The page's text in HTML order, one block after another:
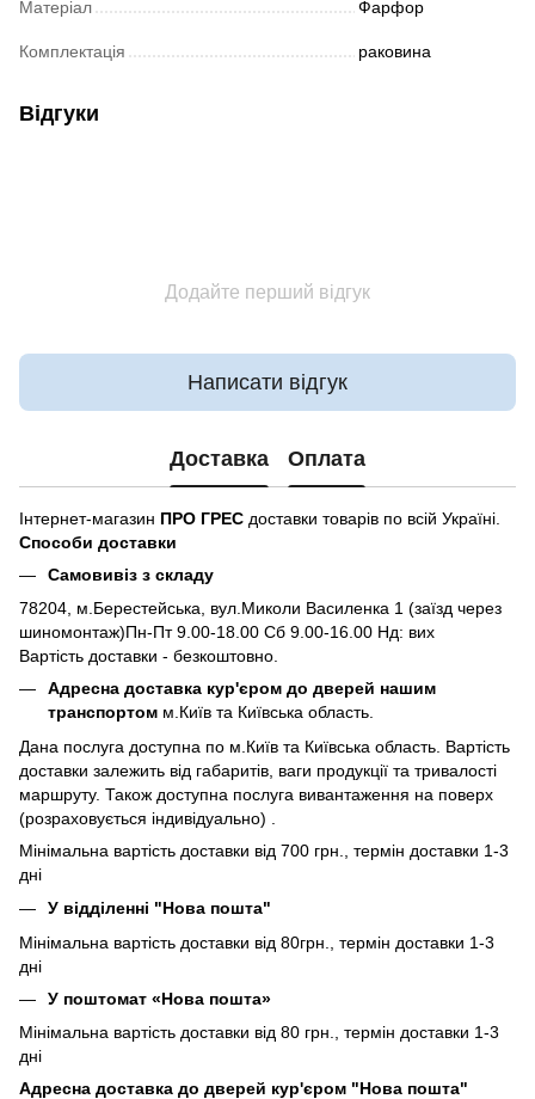
Матеріал Фарфор
Комплектація раковина
Відгуки
Додайте перший відгук
Написати відгук
Доставка Оплата
Інтернет-магазин ПРО ГРЕС доставки товарів по всій Україні.
Способи доставки
Самовивіз з складу
78204, м.Берестейська, вул.Миколи Василенка 1 (заїзд через
шиномонтаж)Пн-Пт 9.00-18.00 Сб 9.00-16.00 Нд: вих
Вартість доставки - безкоштовно.
Адресна доставка кур'єром до дверей нашим
транспортом м.Київ та Київська область.
Дана послуга доступна по м.Київ та Київська область. Вартість
доставки залежить від габаритів, ваги продукції та тривалості
маршруту. Також доступна послуга вивантаження на поверх
(розраховується індивідуально) .
Мінімальна вартість доставки від 700 грн., термін доставки 1-3
дні
У відділенні "Нова пошта"
Мінімальна вартість доставки від 80грн., термін доставки 1-3
дні
У поштомат «Нова пошта»
Мінімальна вартість доставки від 80 грн., термін доставки 1-3
дні
Адресна доставка до дверей кур'єром "Нова пошта"